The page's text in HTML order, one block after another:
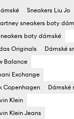
Sneakers Liu Jo
sneakers boty
boty dámské
Originals
Dámské
Balance
Exchange
Copenhagen
Dámské
Klein
Klein Jeans